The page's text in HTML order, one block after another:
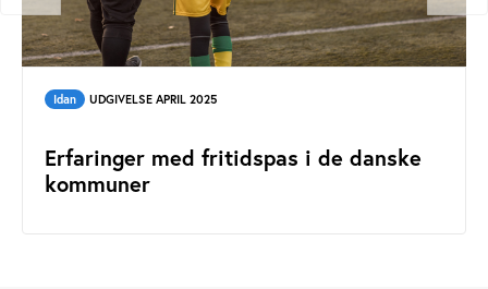
Idan UDGIVELSE APRIL 2025
Erfaringer med fritidspas i de danske
kommuner